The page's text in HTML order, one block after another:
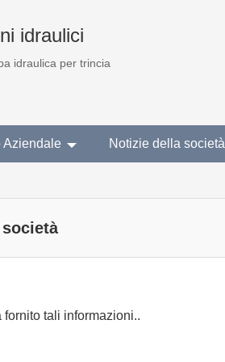
idraulici
idraulica per trincia
Aziendale Notizie della società
fornito tali informazioni..